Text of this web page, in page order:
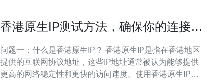
香港原生IP测试方法，确保你的连接稳
问题一：什么是香港原生IP？ 香港原生IP是指在香港地区
提供的互联网协议地址，这些IP地址通常被认为能够提供
更高的网络稳定性和更快的访问速度。使用香港原生IP可